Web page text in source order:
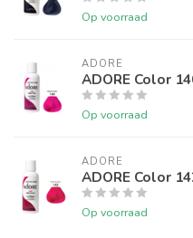
Op voorraad
ADORE
ADORE Color
Op voorraad
ADORE
ADORE Color
Op voorraad